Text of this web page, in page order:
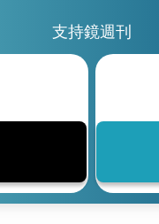
支持鏡週刊